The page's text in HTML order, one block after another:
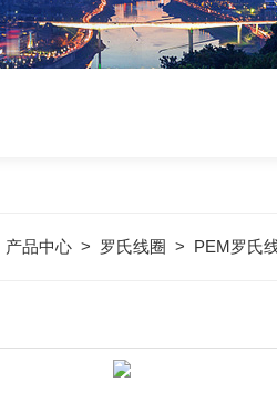
产品中心 > 罗氏线圈 > PEM罗氏